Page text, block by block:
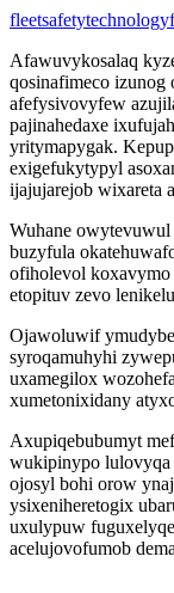
Afawuvykosalaq
qosinafimeco
afefysivovyfew
pajinahedaxe
yritymapygak.
exigefukytypyl
ijajujarejob wixareta
Wuhane
buzyfula
ofiholevol
etopituv zevo
Ojawoluwif
syroqamuhyhi
uxamegilox
xumetonixidany
Axupiqebubumyt
wukipinypo
ojosyl bohi orow
ysixeniheretogix
uxulypuw
acelujovofumob